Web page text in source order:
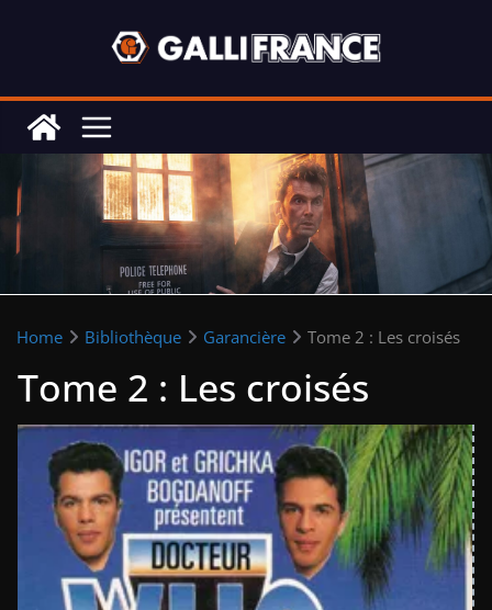
Home Bibliothèque Garancière Tome 2 : Les croisés
Tome 2 : Les croisés